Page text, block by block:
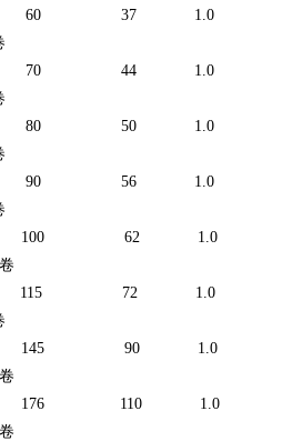
060 60 37 1.0
070 70 44 1.0
080 80 50 1.0
090 90 56 1.0
100 100 62 1.0
115 115 72 1.0
145 145 90 1.0
176 110 1.0